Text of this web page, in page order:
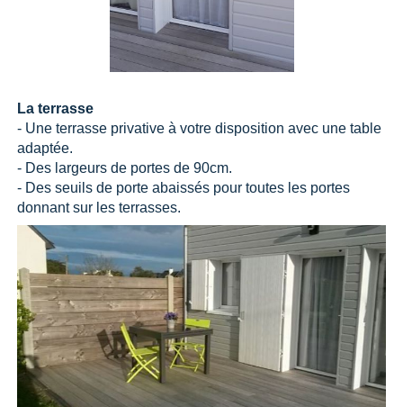
La terrasse
- Une terrasse privative à votre disposition avec une table
adaptée.
- Des largeurs de portes de 90cm.
- Des seuils de porte abaissés pour toutes les portes
donnant sur les terrasses.